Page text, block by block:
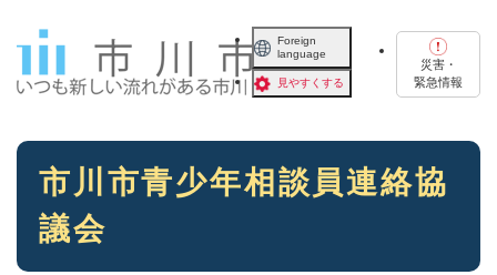
Foreign
language
見やすくする
災害・
緊急情報
本
市川市青少年相談員連絡協
議会